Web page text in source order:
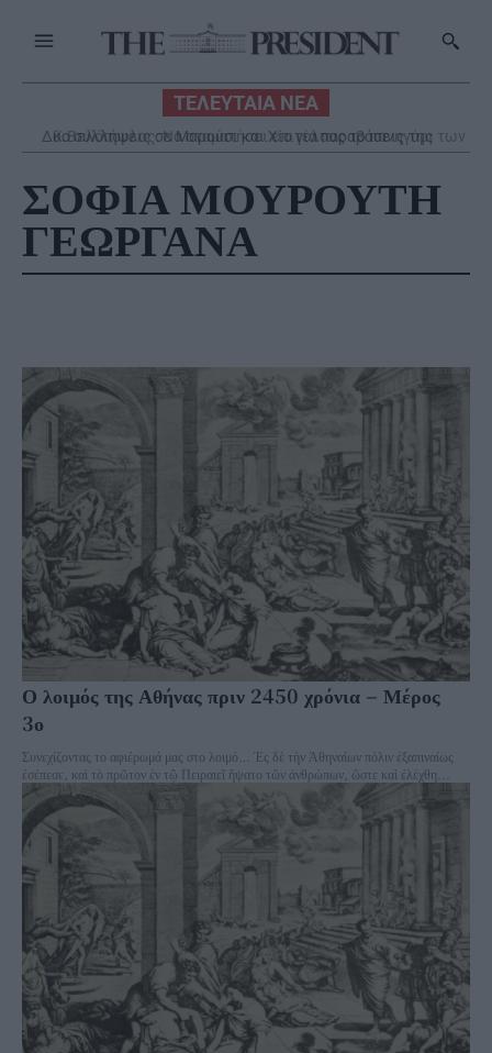
ΤΕΛΕΥΤΑΙΑ ΝΕΑ
Κ.Βελόπουλος: Να σταματήσει επιτέλους το πανηγύρι των
κομματικών θιάσων στη ΔΕΘ
ΣΟΦΙΑ ΜΟΥΡΟΥΤΗ
ΓΕΩΡΓΑΝΑ
Ο λοιμός της Αθήνας πριν 2450 χρόνια – Μέρος
3ο
Συνεχίζοντας το αφιέρωμά μας στο λοιμό… Ἐς δὲ τὴν Ἀθηναίων πόλιν ἐξαπιναίως
ἐσέπεσε, καὶ τὸ πρῶτον ἐν τῷ Πειραιεῖ ἥψατο τῶν ἀνθρώπων, ὥστε καὶ ἐλέχθη...